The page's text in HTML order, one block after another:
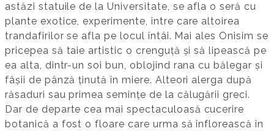
astăzi statuile de la Universitate, se afla o seră cu
plante exotice, experimente, între care altoirea
trandafirilor se afla pe locul întâi. Mai ales Onisim se
pricepea să taie artistic o crenguță și să lipească pe
ea alta, dintr-un soi bun, oblojind rana cu bălegar și
fâșii de pânză ținută în miere. Alteori alerga după
răsaduri sau primea semințe de la călugării greci.
Dar de departe cea mai spectaculoasă cucerire
botanică a fost o floare care urma să înflorească în